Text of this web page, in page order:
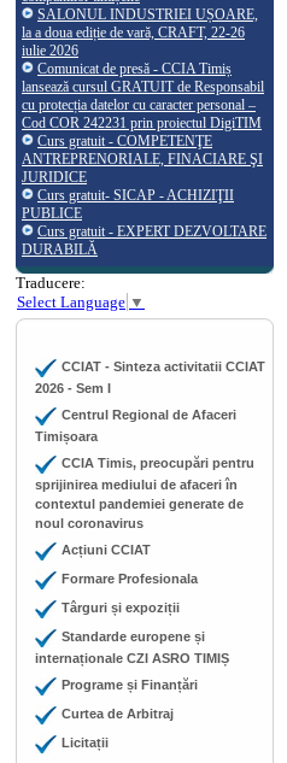
SALONUL INDUSTRIEI UȘOARE,
la a doua ediție de vară, CRAFT, 22-26
iulie 2026
Comunicat de presă - CCIA Timiș
lansează cursul GRATUIT de Responsabil
cu protecția datelor cu caracter personal –
Cod COR 242231 prin proiectul DigiTIM
Curs gratuit - COMPETENŢE
ANTREPRENORIALE, FINACIARE ŞI
JURIDICE
Curs gratuit- SICAP - ACHIZIŢII
PUBLICE
Curs gratuit - EXPERT DEZVOLTARE
DURABILĂ
Traducere:
Select Language ▼
CCIAT - Sinteza activitatii CCIAT
2026 - Sem I
Centrul Regional de Afaceri
Timișoara
CCIA Timis, preocupări pentru
sprijinirea mediului de afaceri în
contextul pandemiei generate de
noul coronavirus
Acțiuni CCIAT
Formare Profesionala
Târguri și expoziții
Standarde europene și
internaționale CZI ASRO TIMIȘ
Programe și Finanțări
Curtea de Arbitraj
Licitații